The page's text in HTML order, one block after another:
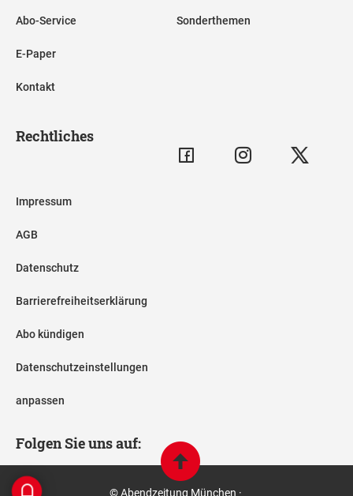
Abo-Service
E-Paper
Kontakt
Sonderthemen
Rechtliches
Impressum
AGB
Datenschutz
Barrierefreiheitserklärung
Abo kündigen
Datenschutzeinstellungen
anpassen
Folgen Sie uns auf:
© Abendzeitung München ·